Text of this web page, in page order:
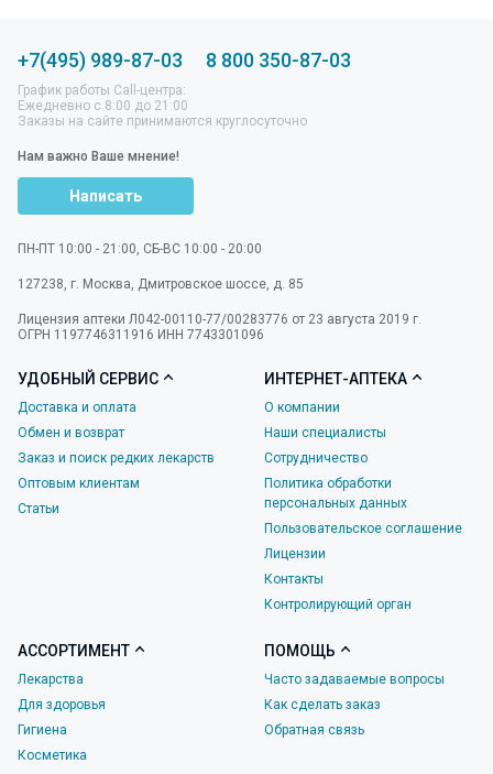
+7(495) 989-87-03 8 800 350-87-03
График работы Call-центра:
Ежедневно с 8:00 до 21:00
Заказы на сайте принимаются круглосуточно
Нам важно Ваше мнение!
Написать
ПН-ПТ 10:00 - 21:00, СБ-ВС 10:00 - 20:00
127238 г. Москва Дмитровское шоссе, д. 85
Лицензия аптеки Л042-00110-77/00283776 от 23 августа 2019 г.
ОГРН 1197746311916 ИНН 7743301096
УДОБНЫЙ СЕРВИС
Доставка и оплата
Обмен и возврат
Заказ и поиск редких лекарств
Оптовым клиентам
Статьи
ИНТЕРНЕТ-АПТЕКА
О компании
Наши специалисты
Сотрудничество
Политика обработки
персональных данных
Пользовательское соглашение
Лицензии
Контакты
Контролирующий орган
АССОРТИМЕНТ
Лекарства
Для здоровья
Гигиена
Косметика
ПОМОЩЬ
Часто задаваемые вопросы
Как сделать заказ
Обратная связь